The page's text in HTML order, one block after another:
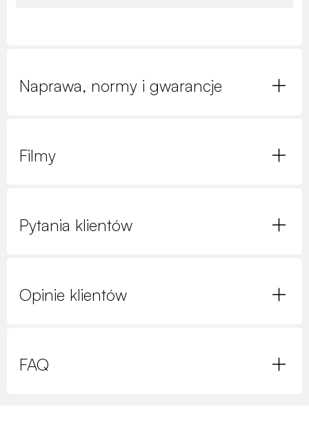
Naprawa, normy i gwarancje
Filmy
Pytania klientów
Opinie klientów
FAQ